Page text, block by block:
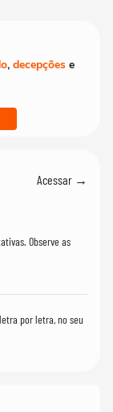
, decepções e
Acessar →
Observe as
por letra, no seu